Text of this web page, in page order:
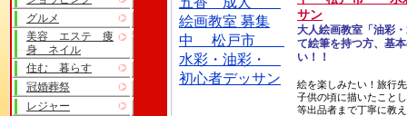
グルメ
美容 エステ 痩
身 ネイル
住む 暮らす
冠婚葬祭
レジャー
サン
大人絵画教室「油彩
て絵筆を持つ方、基
い！！
絵を楽しみたい！旅行
子供の頃に描いたこと
等出品者まで丁寧に教